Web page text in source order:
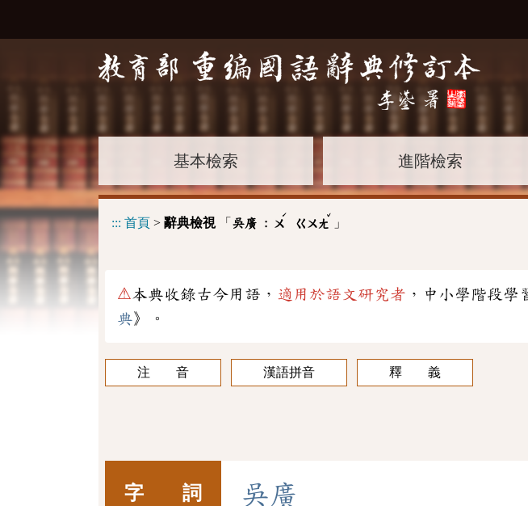
基本檢索 進階檢索
::: 首頁 > 辭典檢視「 吳廣 : ㄨ
ˊ
ㄍㄨㄤ
ˇ
」
⚠本典收錄古今用語， 適用於語文研究者 ，中小學階段學
典》。
注 音 漢語拼音 釋 義
字 詞 吳廣